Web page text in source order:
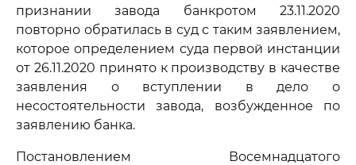
признании завода банкротом 23.11.2020
повторно обратилась в суд с таким заявлением,
которое определением суда первой инстанции
от 26.11.2020 принято к производству в качестве
заявления о вступлении в дело о
несостоятельности завода, возбужденное по
заявлению банка.
Постановлением Восемнадцатого